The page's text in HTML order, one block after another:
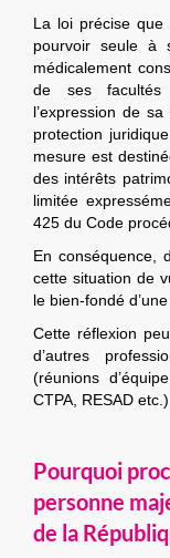
La loi précise que
pourvoir seule à
médicalement
de ses facultés
l’expression de
protection
mesure est
des intérêts
limitée
425 du Code
En conséquence,
cette situation de
le bien-fondé
Cette réflexion
d’autres
(réunions
CTPA, RESAD
Pourquoi
personne
de la